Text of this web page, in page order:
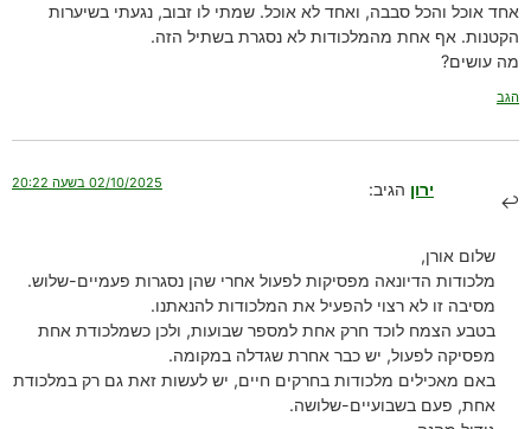
אחד אוכל והכל סבבה, ואחד לא אוכל. שמתי לו זבוב, נגעתי בשיערות
הקטנות. אף אחת מהמלכודות לא נסגרת בשתיל הזה.
מה עושים?
הגב
ירון הגיב: 02/10/2025 בשעה 20:22
שלום אורן,
מלכודות הדיונאה מפסיקות לפעול אחרי שהן נסגרות פעמיים-שלוש.
מסיבה זו לא רצוי להפעיל את המלכודות להנאתנו.
בטבע הצמח לוכד חרק אחת למספר שבועות, ולכן כשמלכודת אחת
מפסיקה לפעול, יש כבר אחרת שגדלה במקומה.
באם מאכילים מלכודות בחרקים חיים, יש לעשות זאת גם רק במלכודת
אחת, פעם בשבועיים-שלושה.